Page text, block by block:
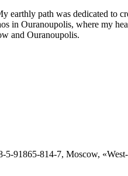
earthly path was dedicated
in Ouranoupolis, where my
and Ouranoupolis.
5-91865-814-7, Moscow,